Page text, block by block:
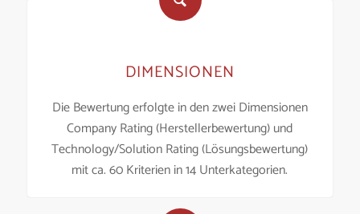
DIMENSIONEN
Die Bewertung erfolgte in den zwei Dimensionen
Company Rating (Herstellerbewertung) und
Technology/Solution Rating (Lösungsbewertung)
mit ca. 60 Kriterien in 14 Unterkategorien.